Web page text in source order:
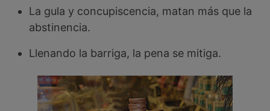
La gula y concupiscencia, matan más que la
abstinencia.
Llenando la barriga, la pena se mitiga.